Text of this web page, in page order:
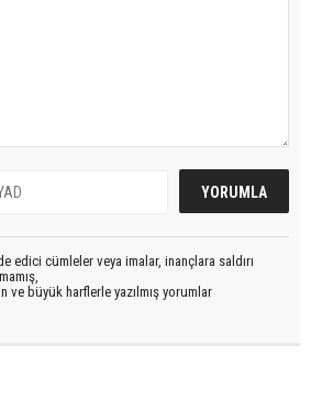
edici cümleler veya imalar, inançlara saldırı
ve büyük harflerle yazılmış yorumlar